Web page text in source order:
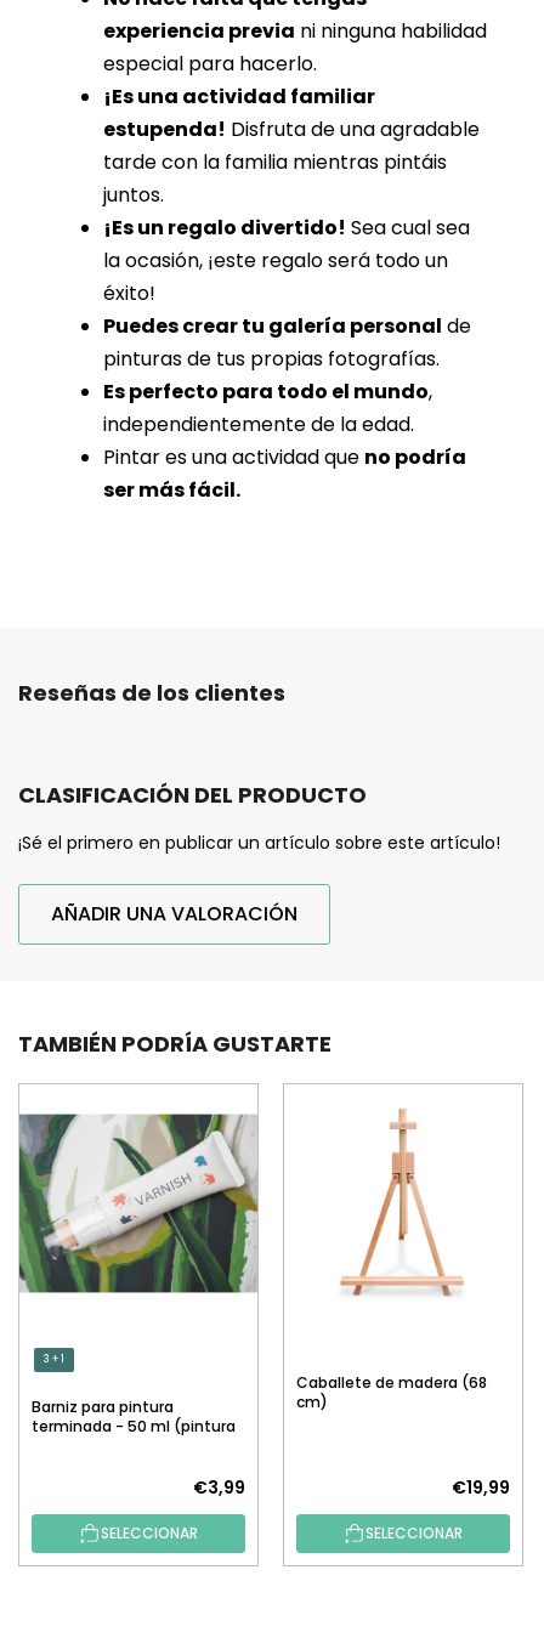
experiencia previa ni ninguna habilidad
especial para hacerlo.
¡Es una actividad familiar
estupenda! Disfruta de una agradable
tarde con la familia mientras pintáis
juntos.
¡Es un regalo divertido! Sea cual sea
la ocasión, ¡este regalo será todo un
éxito!
Puedes crear tu galería personal de
pinturas de tus propias fotografías.
Es perfecto para todo el mundo,
independientemente de la edad.
Pintar es una actividad que no podría
ser más fácil.
Reseñas de los clientes
CLASIFICACIÓN DEL PRODUCTO
¡Sé el primero en publicar un artículo sobre este artículo!
AÑADIR UNA VALORACIÓN
TAMBIÉN PODRÍA GUSTARTE
3 + 1
Barniz para pintura
terminada - 50 ml (pintura
€3,99
SELECCIONAR
Caballete de madera (68
cm)
€19,99
SELECCIONAR